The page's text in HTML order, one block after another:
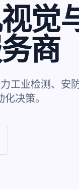
觉
商
工业检测、安
决策。